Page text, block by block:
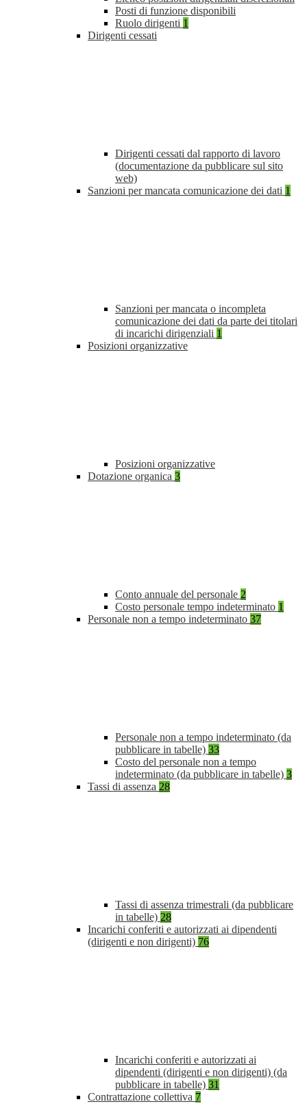
Posti di funzione disponibili
Ruolo dirigenti 1
Dirigenti cessati
Dirigenti cessati dal rapporto di lavoro
(documentazione da pubblicare sul sito
web)
Sanzioni per mancata comunicazione dei dati 1
Sanzioni per mancata o incompleta
comunicazione dei dati da parte dei titolari
di incarichi dirigenziali 1
Posizioni organizzative
Posizioni organizzative
Dotazione organica 3
Conto annuale del personale 2
Costo personale tempo indeterminato 1
Personale non a tempo indeterminato 37
Personale non a tempo indeterminato (da
pubblicare in tabelle) 33
Costo del personale non a tempo
indeterminato (da pubblicare in tabelle) 3
Tassi di assenza 28
Tassi di assenza trimestrali (da pubblicare
in tabelle) 28
Incarichi conferiti e autorizzati ai dipendenti
(dirigenti e non dirigenti) 76
Incarichi conferiti e autorizzati ai
dipendenti (dirigenti e non dirigenti) (da
pubblicare in tabelle) 31
Contrattazione collettiva 7